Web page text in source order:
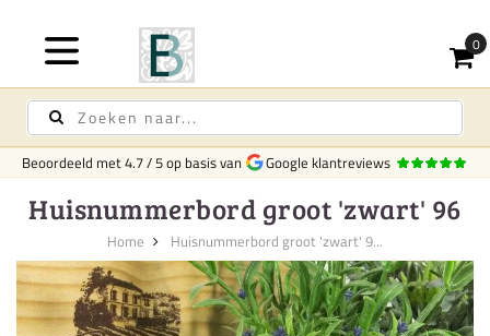
Beoordeeld met4.7/5op basis van Google klantreviews
Huisnummerbord groot 'zwart' 96
Home Huisnummerbord groot 'zwart' 9...